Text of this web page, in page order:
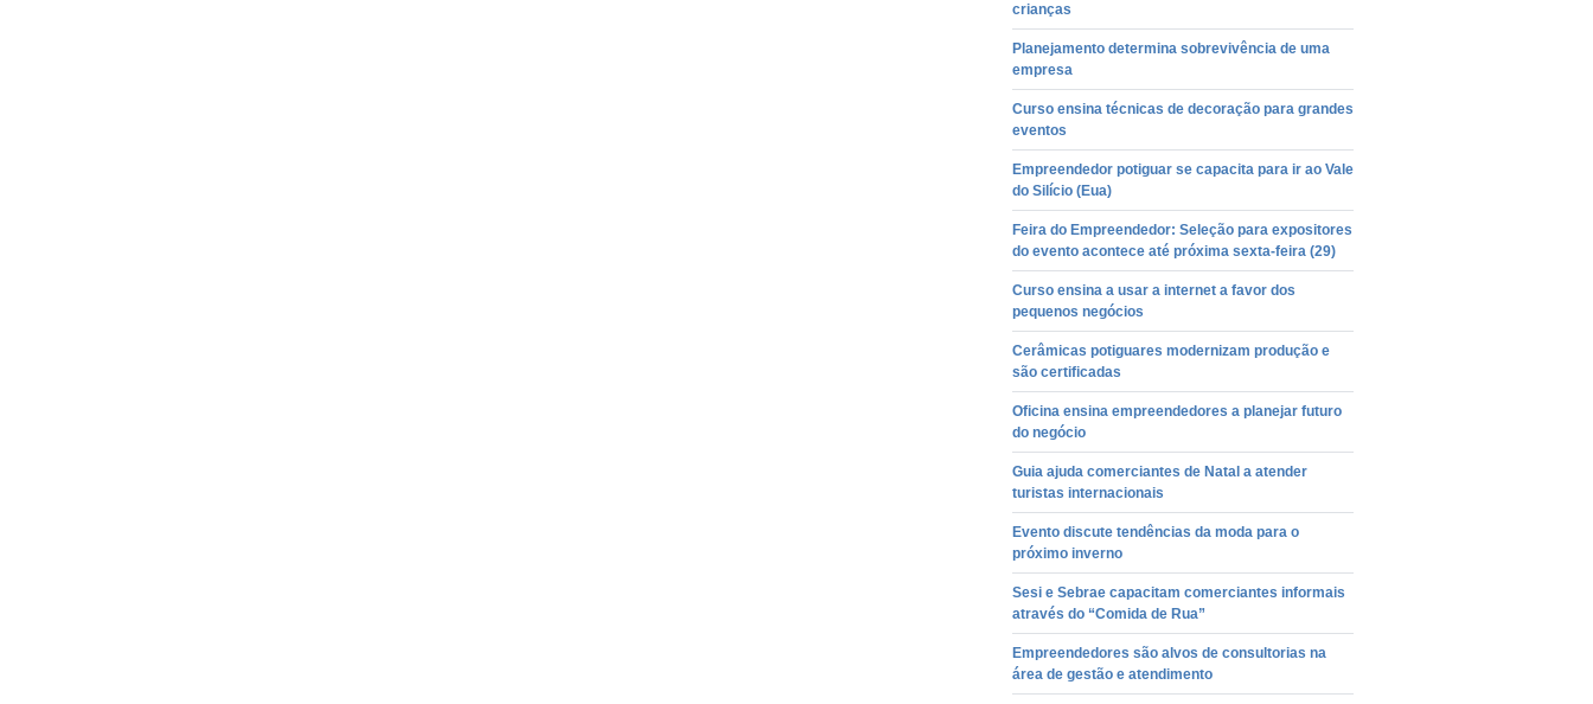
crianças
Planejamento determina sobrevivência de uma
empresa
Curso ensina técnicas de decoração para grandes
eventos
Empreendedor potiguar se capacita para ir ao Vale
do Silício (Eua)
Feira do Empreendedor: Seleção para expositores
do evento acontece até próxima sexta-feira (29)
Curso ensina a usar a internet a favor dos
pequenos negócios
Cerâmicas potiguares modernizam produção e
são certificadas
Oficina ensina empreendedores a planejar futuro
do negócio
Guia ajuda comerciantes de Natal a atender
turistas internacionais
Evento discute tendências da moda para o
próximo inverno
Sesi e Sebrae capacitam comerciantes informais
através do “Comida de Rua”
Empreendedores são alvos de consultorias na
área de gestão e atendimento